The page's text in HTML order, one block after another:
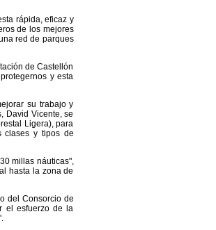
rápida, eficaz y
de los mejores
red de parques
de Castellón
y esta
su trabajo y
David Vicente, se
Ligera), para
clases y tipos de
millas náuticas",
hasta la zona de
del Consorcio de
el esfuerzo de la